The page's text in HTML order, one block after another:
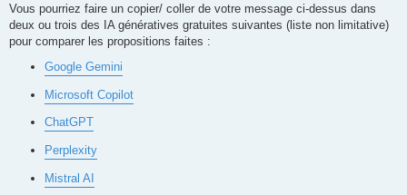
Vous pourriez faire un copier/ coller de votre message ci-dessus dans
deux ou trois des IA génératives gratuites suivantes (liste non limitative)
pour comparer les propositions faites :
Google Gemini
Microsoft Copilot
ChatGPT
Perplexity
Mistral AI